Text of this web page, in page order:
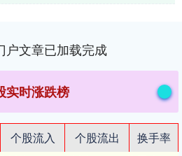
户文章已加载完成
实时涨跌榜
个股流入 个股流出
换手率